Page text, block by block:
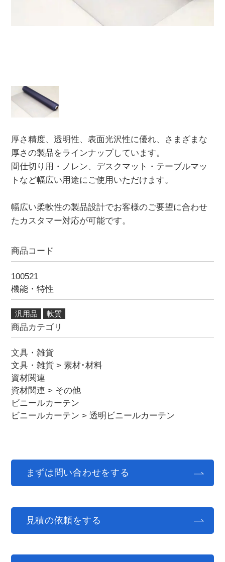
厚さ精度、透明性、表面光沢性に優れ、さまざまな
厚さの製品をラインナップしています。
間仕切り用・ノレン、デスクマット・テーブルマッ
トなど幅広い用途にご使用いただけます。
幅広い柔軟性の製品設計でお客様のご要望に合わせ
たカスタマー対応が可能です。
商品コード
100521
機能・特性
汎用品 軟質
商品カテゴリ
文具・雑貨
文具・雑貨>素材･材料
資材関連
資材関連> その他
ビニールカーテン
ビニールカーテン>透明ビニールカーテン
まずは問い合わせをする
見積の依頼をする